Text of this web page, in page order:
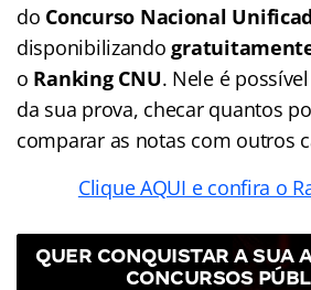
do Concurso Nacional
disponibilizando
o Ranking CNU. Nele é
da sua prova, checar quantos
comparar as notas com outros
Clique AQUI e confira o
QUER CONQUISTAR A SUA
CONCURSOS